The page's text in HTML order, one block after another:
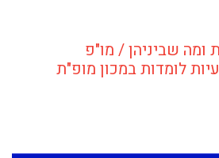
ומה שביניהן / מו"פ
לומדות במכון מופ"ת